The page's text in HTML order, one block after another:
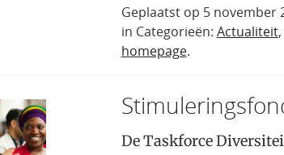
Geplaatst op 5 november
in Categorieën: Actualiteit,
homepage.
De Taskforce